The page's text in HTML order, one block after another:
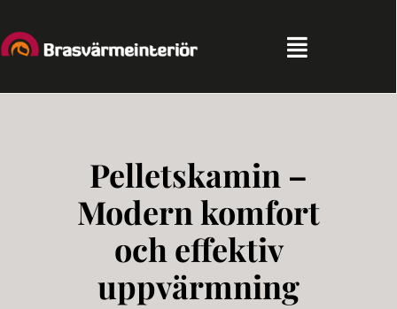
innehållet
Toggle
Navigation
Pelletskamin –
Modern komfort
och effektiv
uppvärmning